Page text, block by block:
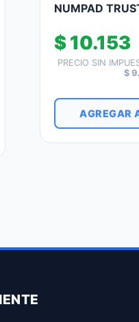
NUMPAD
$10.153
PRECIO SIN
$
AGREGAR